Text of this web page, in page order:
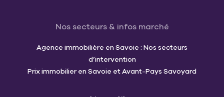
Nos secteurs & infos marché
Agence immobilière en Savoie : Nos secteurs
d’intervention
Prix immobilier en Savoie et Avant-Pays Savoyard